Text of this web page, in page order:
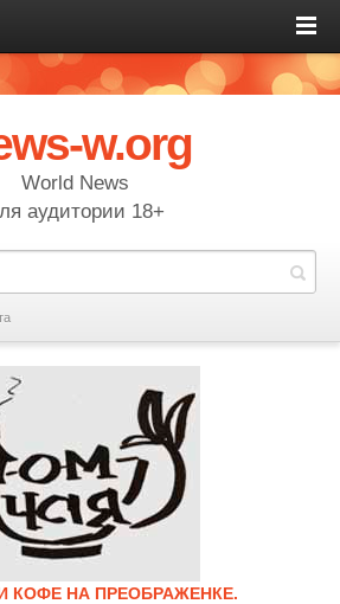
w.org
World News
аудитории 18+
КОФЕ НА ПРЕОБРАЖЕНКЕ.